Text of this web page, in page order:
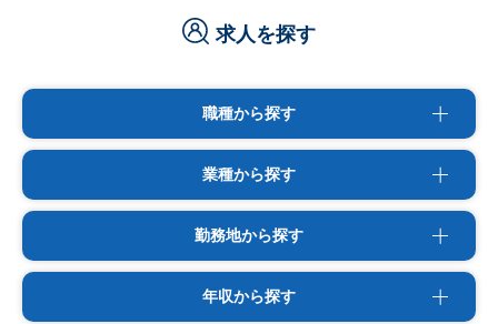
求人を探す
職種から探す
業種から探す
勤務地から探す
年収から探す